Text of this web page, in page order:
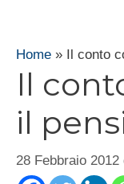
Home » Il conto
Il
il
28 Febbraio 2012